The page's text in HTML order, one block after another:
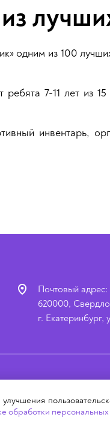
одним из 100
7-11 лет из
инвентарь,
Почтовый адрес:
620000,
г. Екатеринбург,
обработки